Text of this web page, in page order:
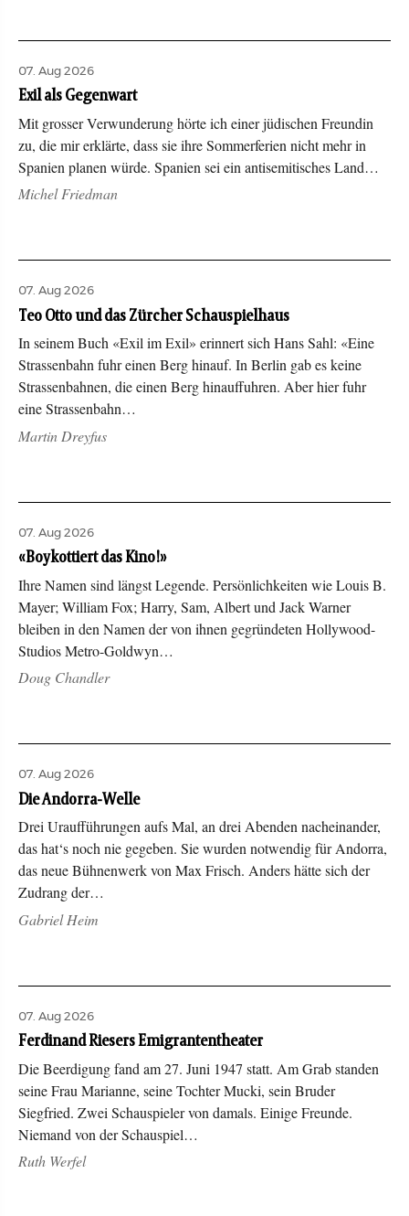
07. Aug 2026
Exil als Gegenwart
Mit grosser Verwunderung hörte ich einer jüdischen Freundin
zu, die mir erklärte, dass sie ihre Sommerferien nicht mehr in
Spanien planen würde. Spanien sei ein antisemitisches Land…
Michel Friedman
07. Aug 2026
Teo Otto und das Zürcher Schauspielhaus
In seinem Buch «Exil im Exil» erinnert sich Hans Sahl: «Eine
Strassenbahn fuhr einen Berg hinauf. In Berlin gab es keine
Strassenbahnen, die einen Berg hinauffuhren. Aber hier fuhr
eine Strassenbahn…
Martin Dreyfus
07. Aug 2026
«Boykottiert das Kino!»
Ihre Namen sind längst Legende. Persönlichkeiten wie Louis B.
Mayer; William Fox; Harry, Sam, Albert und Jack Warner
bleiben in den Namen der von ihnen gegründeten Hollywood-
Studios Metro-Goldwyn…
Doug Chandler
07. Aug 2026
Die Andorra-Welle
Drei Uraufführungen aufs Mal, an drei Abenden nacheinander,
das hat‘s noch nie gegeben. Sie wurden notwendig für Andorra,
das neue Bühnenwerk von Max Frisch. Anders hätte sich der
Zudrang der…
Gabriel Heim
07. Aug 2026
Ferdinand Riesers Emigrantentheater
Die Beerdigung fand am 27. Juni 1947 statt. Am Grab standen
seine Frau Marianne, seine Tochter Mucki, sein Bruder
Siegfried. Zwei Schauspieler von damals. Einige Freunde.
Niemand von der Schauspiel…
Ruth Werfel